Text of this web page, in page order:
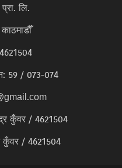
लि.
59 / 073-074
कुँवर / 4621504
कुँवर / 4621504